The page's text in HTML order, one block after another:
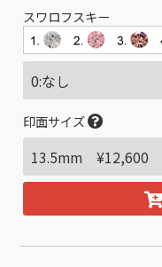
スワロフスキー
印面サイズ